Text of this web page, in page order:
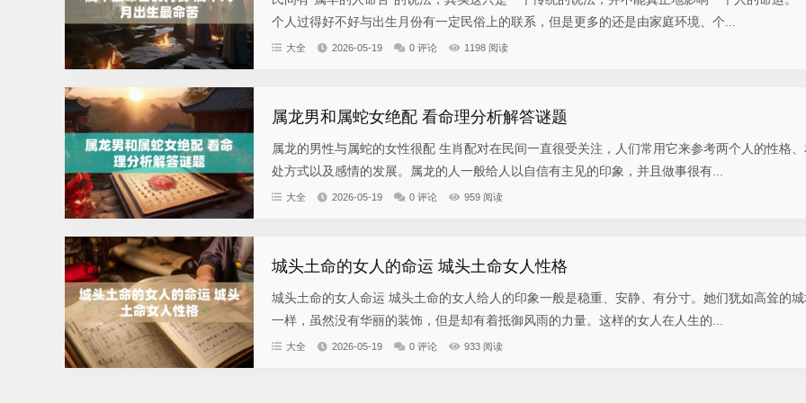
个人过得好不好与出生月份有一定民俗上的联系，但是更多的还是由家庭环境、个...
大全 2026-05-19 0 评论 1198 阅读
属龙男和属蛇女绝配 看命理分析解答谜题
属龙的男性与属蛇的女性很配 生肖配对在民间一直很受关注，人们常用它来参考两个人的性格
处方式以及感情的发展。属龙的人一般给人以自信有主见的印象，并且做事很有...
大全 2026-05-19 0 评论 959 阅读
城头土命的女人的命运 城头土命女人性格
城头土命的女人命运 城头土命的女人给人的印象一般是稳重、安静、有分寸。她们犹如高耸的
一样，虽然没有华丽的装饰，但是却有着抵御风雨的力量。这样的女人在人生的...
大全 2026-05-19 0 评论 933 阅读